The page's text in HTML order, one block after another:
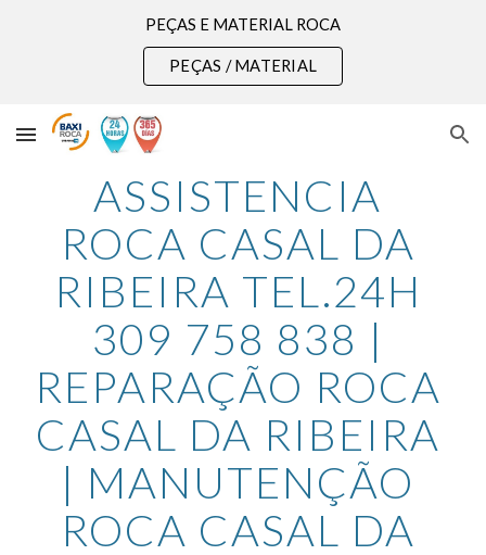
Skip to main content
PEÇAS E MATERIAL ROCA
PEÇAS / MATERIAL
ASSISTENCIA
ROCA CASAL DA
RIBEIRA TEL.24H
309 758 838 |
REPARAÇÃO ROCA
CASAL DA RIBEIRA
| MANUTENÇÃO
ROCA CASAL DA